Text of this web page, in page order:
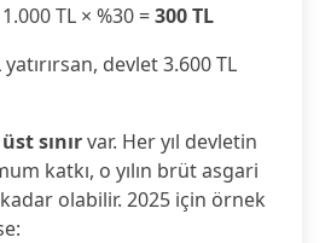
TL × %30 =300 TL
yatırırsan, devlet 3.600 TL
üst sınırvar. Her yıl devletin
katkı, o yılın brüt asgari
olabilir. 2025 için örnek